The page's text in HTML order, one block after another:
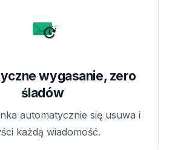
wygasanie, zero
śladów
automatycznie się usuwa i
każdą wiadomość.